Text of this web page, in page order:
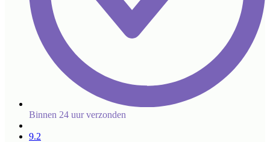
Binnen 24 uur verzonden
9.2